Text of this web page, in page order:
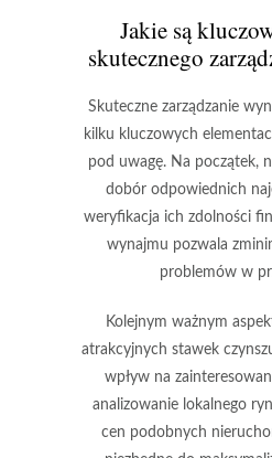
Jakie są
skutecznego
Skuteczne zarządzanie
kilku kluczowych
pod uwagę. Na początek,
dobór odpowiednich
weryfikacja ich zdolności
wynajmu pozwala
problemów w
Kolejnym ważnym
atrakcyjnych stawek
wpływ na
analizowanie lokalnego
cen podobnych